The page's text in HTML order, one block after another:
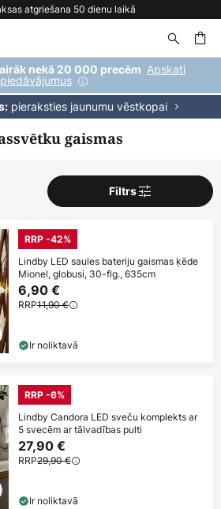
piegāde pasūtījumiem virs 69 €
nekā 20 000 precēm Apskati
piedāvājumus
pieraksties jaunumu vēstkopai
gaismas
Filtrs
RRP -42%
Lindby LED saules bateriju gaismas ķēde
Mionel, globusi, 30-flg., 635cm
6,90 €
RRP11,90 €
Ir noliktavā
RRP -6%
Lindby Candora LED sveču komplekts ar
5 svecēm ar tālvadības pulti
27,90 €
RRP29,90 €
Ir noliktavā